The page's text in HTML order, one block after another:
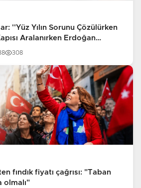
''Yüz Yılın Sorunu Çözülürken
Aralanırken Erdoğan
308
fındık fiyatı çağrısı: "Taban
olmalı"